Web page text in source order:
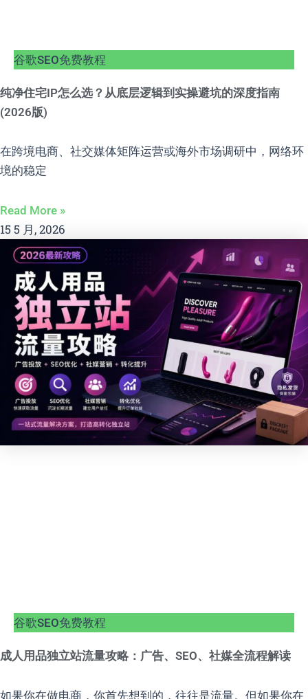
谷歌SEO免费教程
纯净住宅IP怎么选？从底层逻辑到实操避坑的深度指南
(2026版)
在跨境电商、社交媒体矩阵运营或海外市场调研中，网络环
境的稳定
Read More »
15 5 月, 2026
谷歌SEO免费教程
成人用品独立站流量攻略：广告、SEO、社媒全流程解读
如果你在做电商，你首先想到的，往往是流量。但如果你在